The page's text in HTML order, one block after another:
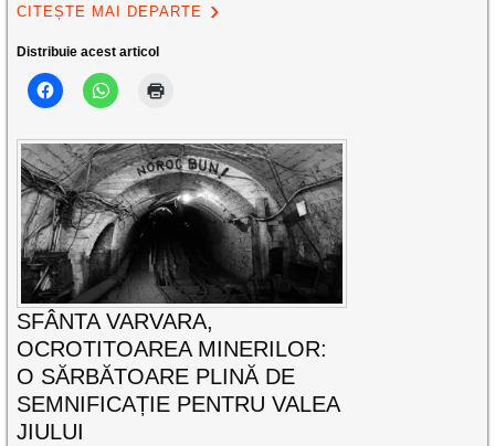
CITEȘTE MAI DEPARTE
Distribuie acest articol
SFÂNTA VARVARA,
OCROTITOAREA MINERILOR:
O SĂRBĂTOARE PLINĂ DE
SEMNIFICAȚIE PENTRU VALEA
JIULUI